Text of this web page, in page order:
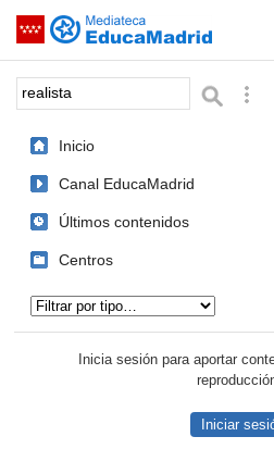
Saltar navegación
Palabra o frase:
Inicio
Canal EducaMadrid
Últimos contenidos
Centros
Inicia sesión para aportar
Iniciar